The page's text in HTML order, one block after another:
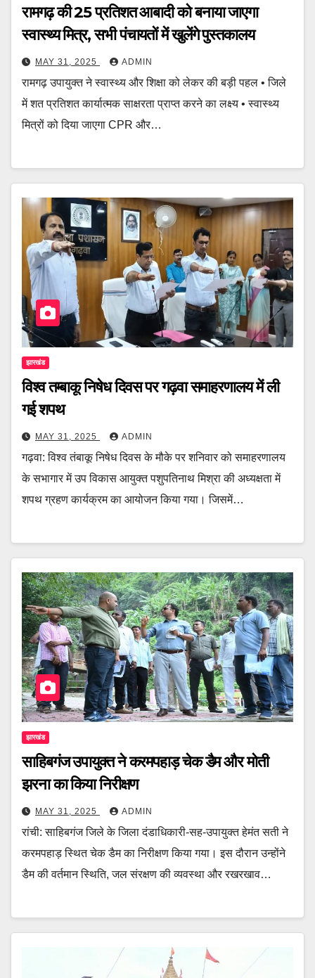
रामगढ़ की 25 प्रतिशत आबादी को बनाया जाएगा
स्वास्थ्य मित्र, सभी पंचायतों में खुलेंगे पुस्तकालय
MAY 31, 2025 ADMIN
रामगढ़ उपायुक्त ने स्वास्थ्य और शिक्षा को लेकर की बड़ी पहल • जिले
में शत प्रतिशत कार्यात्मक साक्षरता प्राप्त करने का लक्ष्य • स्वास्थ्य
मित्रों को दिया जाएगा CPR और…
झारखंड
विश्व तम्बाकू निषेध दिवस पर गढ़वा समाहरणालय में ली
गई शपथ
MAY 31, 2025 ADMIN
गढ़वा: विश्व तंबाकू निषेध दिवस के मौके पर शनिवार को समाहरणालय
के सभागार में उप विकास आयुक्त पशुपतिनाथ मिश्रा की अध्यक्षता में
शपथ ग्रहण कार्यक्रम का आयोजन किया गया। जिसमें…
झारखंड
साहिबगंज उपायुक्त ने करमपहाड़ चेक डैम और मोती
झरना का किया निरीक्षण
MAY 31, 2025 ADMIN
रांची: साहिबगंज जिले के जिला दंडाधिकारी-सह-उपायुक्त हेमंत सती ने
करमपहाड़ स्थित चेक डैम का निरीक्षण किया गया। इस दौरान उन्होंने
डैम की वर्तमान स्थिति, जल संरक्षण की व्यवस्था और रखरखाव…